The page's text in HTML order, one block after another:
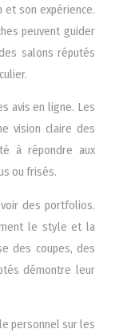
et son expérience.
peuvent guider
salons réputés
avis en ligne. Les
vision claire des
à répondre aux
ou frisés.
des portfolios.
le style et la
des coupes, des
démontre leur
personnel sur les